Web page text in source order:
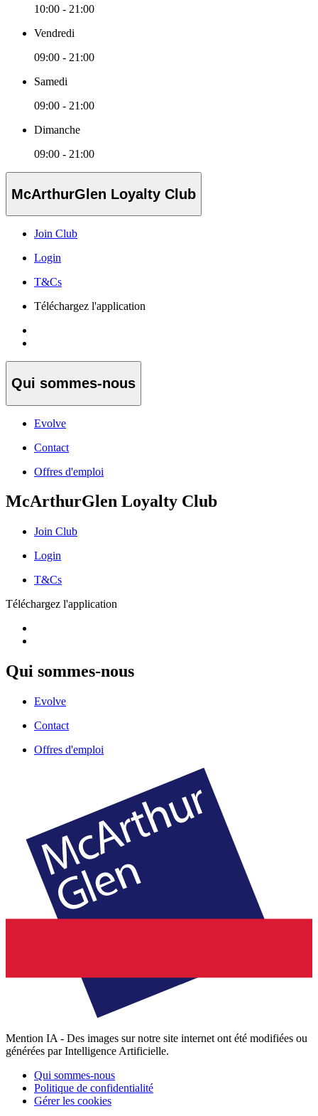
10:00 - 21:00
Vendredi
09:00 - 21:00
Samedi
09:00 - 21:00
Dimanche
09:00 - 21:00
McArthurGlen Loyalty Club
Join Club
Login
T&Cs
Téléchargez l'application
Qui sommes-nous
Evolve
Contact
Offres d'emploi
McArthurGlen Loyalty Club
Join Club
Login
T&Cs
Téléchargez l'application
Qui sommes-nous
Evolve
Contact
Offres d'emploi
Mention IA - Des images sur notre site internet ont été modifiées ou
générées par Intelligence Artificielle.
Qui sommes-nous
Politique de confidentialité
Gérer les cookies